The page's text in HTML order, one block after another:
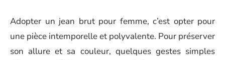
Adopter un jean brut pour femme, c’est opter pour
une pièce intemporelle et polyvalente. Pour préserver
son allure et sa couleur, quelques gestes simples